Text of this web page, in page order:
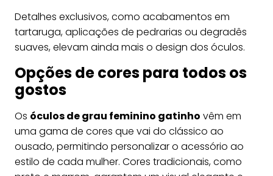
Detalhes exclusivos, como acabamentos em
tartaruga, aplicações de pedrarias ou degradês
suaves, elevam ainda mais o design dos óculos.
Opções de cores para todos os
gostos
Os óculos de grau feminino gatinho vêm em
uma gama de cores que vai do clássico ao
ousado, permitindo personalizar o acessório ao
estilo de cada mulher. Cores tradicionais, como